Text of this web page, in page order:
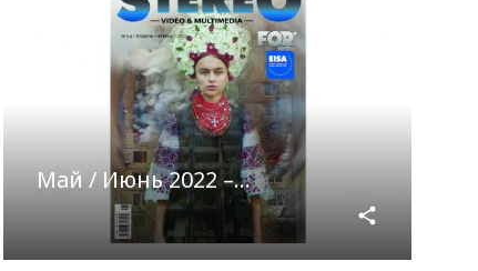
Май / Июнь 2022 –…
share